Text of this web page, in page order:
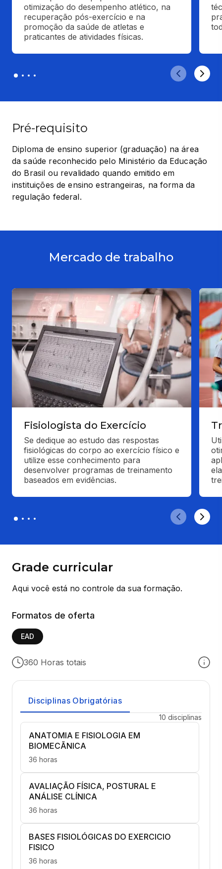
otimização do desempenho atlético, na
recuperação pós-exercício e na
promoção da saúde de atletas e
praticantes de atividades físicas.
Pré-requisito
Diploma de ensino superior (graduação) na área
da saúde reconhecido pelo Ministério da Educação
do Brasil ou revalidado quando emitido em
instituições de ensino estrangeiras, na forma da
regulação federal.
Mercado de trabalho
Fisiologista do Exercício
Se dedique ao estudo das respostas
fisiológicas do corpo ao exercício físico e
utilize esse conhecimento para
desenvolver programas de treinamento
baseados em evidências.
Grade curricular
Aqui você está no controle da sua formação.
Formatos de oferta
EAD
360 Horas totais
Disciplinas Obrigatórias
10 disciplinas
ANATOMIA E FISIOLOGIA EM
BIOMECÃNICA
36 horas
AVALIAÇÃO FÍSICA, POSTURAL E
ANÁLISE CLÍNICA
36 horas
BASES FISIOLÓGICAS DO EXERCICIO
FISICO
36 horas